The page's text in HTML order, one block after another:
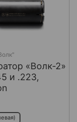
«Волк-2»
и .223,